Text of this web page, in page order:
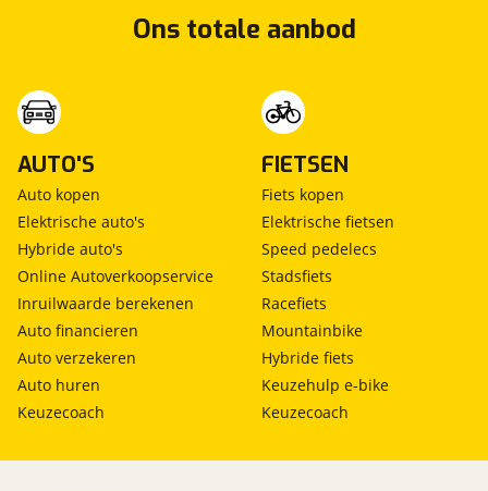
Ons totale aanbod
AUTO'S
Auto kopen
Elektrische auto's
Hybride auto's
Online Autoverkoopservice
Inruilwaarde berekenen
Auto financieren
Auto verzekeren
Auto huren
Keuzecoach
FIETSEN
Fiets kopen
Elektrische fietsen
Speed pedelecs
Stadsfiets
Racefiets
Mountainbike
Hybride fiets
Keuzehulp e-bike
Keuzecoach